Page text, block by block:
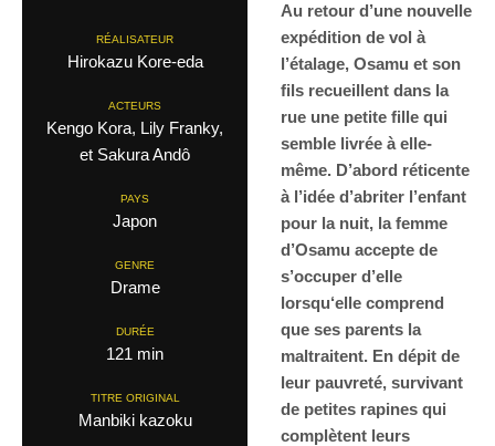
RÉALISATEUR
Hirokazu Kore-eda
ACTEURS
Kengo Kora, Lily Franky,
et Sakura Andô
PAYS
Japon
GENRE
Drame
DURÉE
121 min
TITRE ORIGINAL
Manbiki kazoku
Au retour d’une nouvelle
expédition de vol à
l’étalage, Osamu et son
fils recueillent dans la
rue une petite fille qui
semble livrée à elle-
même. D’abord réticente
à l’idée d’abriter l’enfant
pour la nuit, la femme
d’Osamu accepte de
s’occuper d’elle
lorsqu‘elle comprend
que ses parents la
maltraitent. En dépit de
leur pauvreté, survivant
de petites rapines qui
complètent leurs